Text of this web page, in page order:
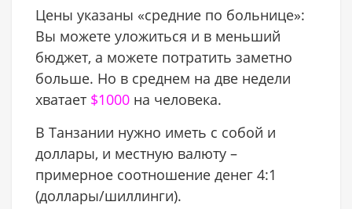
Цены указаны «средние по больнице»:
Вы можете уложиться и в меньший
бюджет, а можете потратить заметно
больше. Но в среднем на две недели
хватает $1000 на человека.
В Танзании нужно иметь с собой и
доллары, и местную валюту –
примерное соотношение денег 4:1
(доллары/шиллинги).